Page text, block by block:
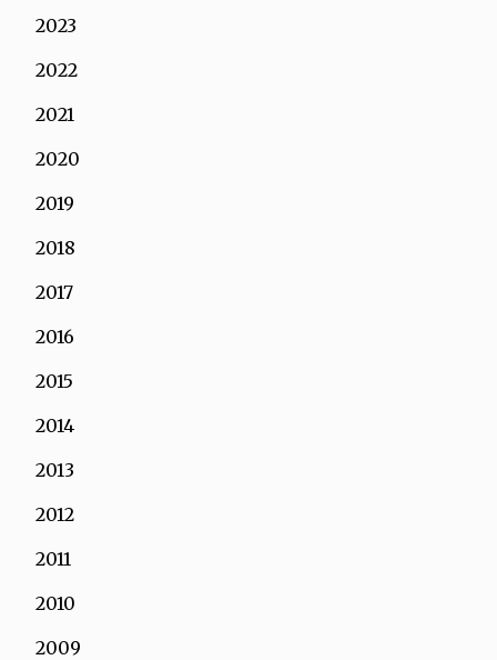
2023
2022
2021
2020
2019
2018
2017
2016
2015
2014
2013
2012
2011
2010
2009